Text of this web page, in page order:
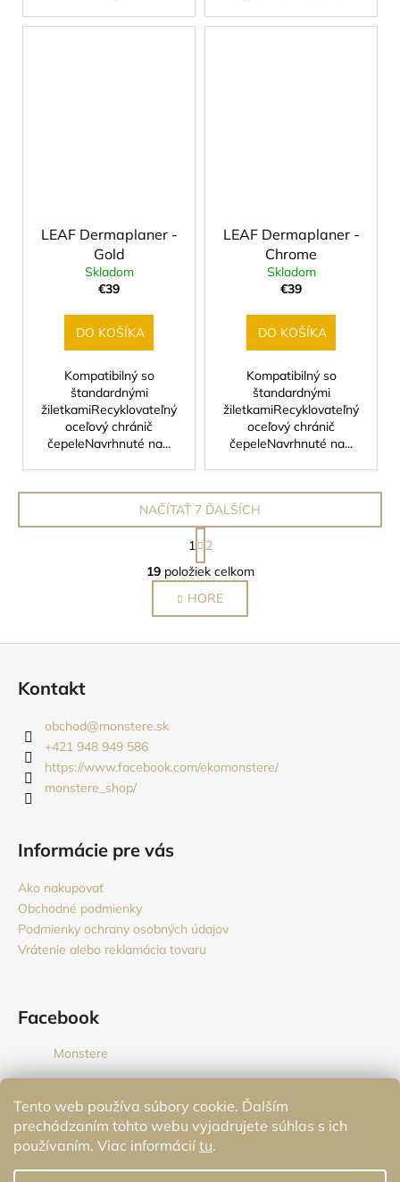
Tento web používa súbory cookie. Ďalším
prechádzaním tohto webu vyjadrujete súhlas s ich
používaním. Viac informácií tu.
LEAF Dermaplaner -
Gold
Skladom
€39
DO KOŠÍKA
Kompatibilný so
štandardnými
žiletkamiRecyklovateľný
oceľový chránič
čepeleNavrhnuté na...
LEAF Dermaplaner -
Chrome
Skladom
€39
DO KOŠÍKA
Kompatibilný so
štandardnými
žiletkamiRecyklovateľný
oceľový chránič
čepeleNavrhnuté na...
O
v
l
á
d
r
v
u
NAČÍTAŤ 7 ĎALŠÍCH
S
t
r
á
n
k
1
2
19položiek celkom
HORE
Kontakt
obchod@monstere.sk
+421 948 949 586
https://www.facebook.com/ekomonstere/
monstere_shop/
Informácie pre vás
Ako nakupovať
Obchodné podmienky
Podmienky ochrany osobných údajov
Vrátenie alebo reklamácia tovaru
Facebook
Monstere
Prijímame online platby